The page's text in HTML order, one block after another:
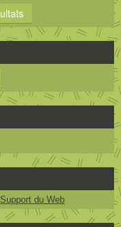
Support du Web